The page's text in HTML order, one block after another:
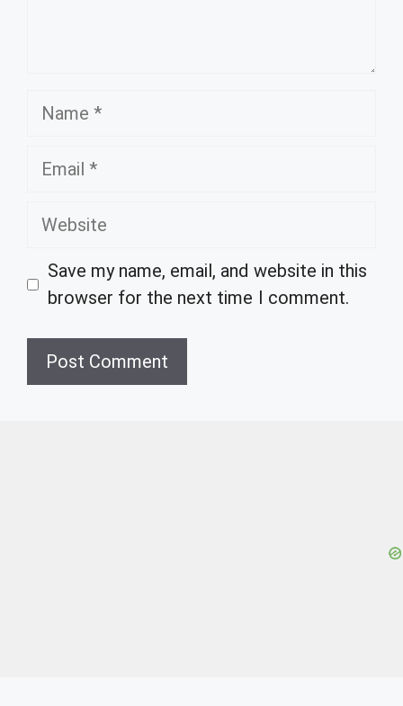
Name
Email
Website
Save my name, email, and website in this
browser for the next time I comment.